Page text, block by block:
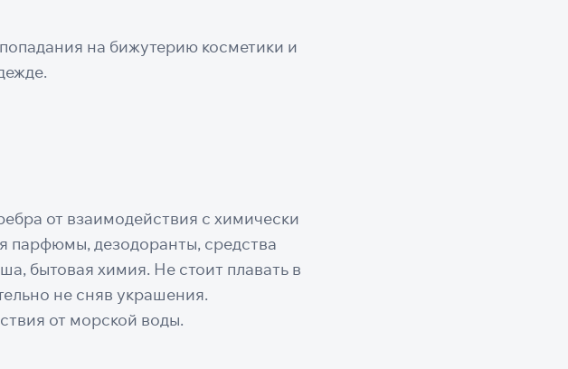
на бижутерию косметики и
от взаимодействия с химически
парфюмы, дезодоранты, средства
бытовая химия. Не стоит плавать в
не сняв украшения.
от морской воды.